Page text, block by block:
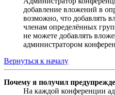
добавление вложений в
возможно, что добавлять
членам определённых
не можете добавлять
администратором
Вернуться к началу
Почему я получил
На каждой конференции